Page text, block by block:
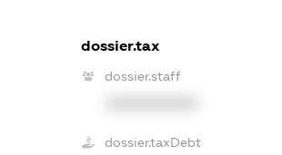
dossier.tax
dossier.staff
dossier.taxDebt